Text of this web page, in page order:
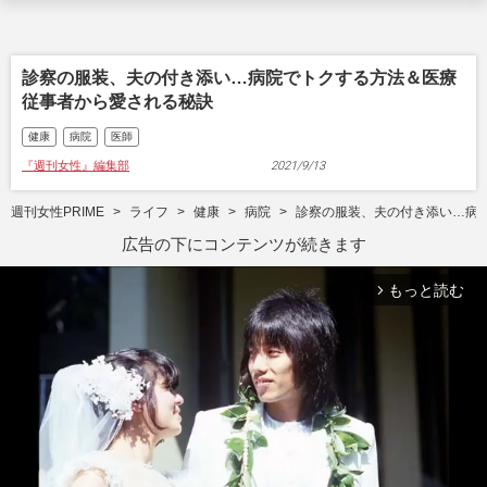
診察の服装、夫の付き添い…病院でトクする方法＆医療
従事者から愛される秘訣
健康 病院 医師
『週刊女性』編集部 2021/9/13
週刊女性PRIME ライフ 健康 病院 診察の服装、夫の付き添い…病
広告の下にコンテンツが続きます
arrow_forward_ios もっと読む